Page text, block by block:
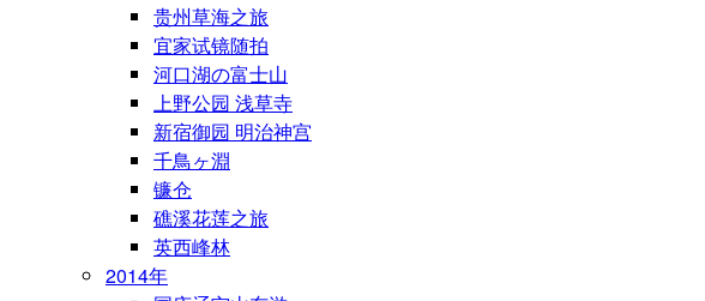
贵州草海之旅
宜家试镜随拍
河口湖の富士山
上野公园 浅草寺
新宿御园 明治神宫
千鳥ヶ淵
镰仓
礁溪花莲之旅
英西峰林
2014年